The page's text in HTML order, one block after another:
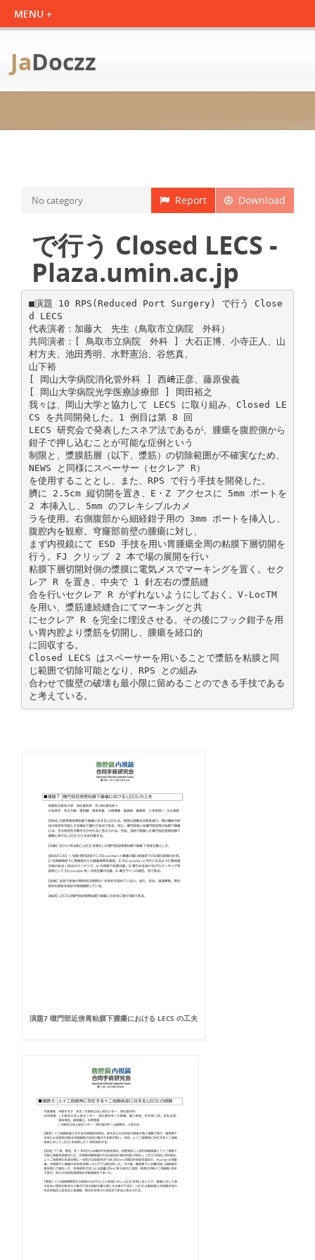
JaDoczz
Download
Report
No category
で行う Closed LECS -
Plaza.umin.ac.jp
■演題 10 RPS(Reduced Port Surgery) で行う Close
d LECS
代表演者：加藤大 先生（鳥取市立病院 外科）
共同演者：[ 鳥取市立病院 外科 ] 大石正博、小寺正人、山
村方夫、池田秀明、水野憲治、谷悠真、
山下裕
[ 岡山大学病院消化管外科 ] 西﨑正彦、藤原俊義
[ 岡山大学病院光学医療診療部 ] 岡田裕之
我々は、岡山大学と協力して LECS に取り組み、Closed LE
CS を共同開発した。1 例目は第 8 回
LECS 研究会で発表したスネア法であるが、腫瘍を腹腔側から
鉗子で押し込むことが可能な症例という
制限と、漿膜筋層（以下、漿筋）の切除範囲が不確実なため、
NEWS と同様にスペーサー（セクレア R）
を使用することとし、また、RPS で行う手技を開発した。
臍に 2.5cm 縦切開を置き、E・Z アクセスに 5mm ポートを
2 本挿入し、5mm のフレキシブルカメ
ラを使用。右側腹部から細経鉗子用の 3mm ポートを挿入し、
腹腔内を観察。穹窿部前壁の腫瘍に対し、
まず内視鏡にて ESD 手技を用い胃腫瘍全周の粘膜下層切開を
行う。FJ クリップ 2 本で場の展開を行い
粘膜下層切開対側の漿膜に電気メスでマーキングを置く。セク
レア R を置き、中央で 1 針左右の漿筋縫
合を行いセクレア R がずれないようにしておく。V-LocTM
を用い、漿筋連続縫合にてマーキングと共
にセクレア R を完全に埋没させる。その後にフック鉗子を用
い胃内腔より漿筋を切開し、腫瘍を経口的
に回収する。
Closed LECS はスペーサーを用いることで漿筋を粘膜と同
じ範囲で切除可能となり、RPS との組み
合わせで腹壁の破壊も最小限に留めることのできる手技である
演題7 噴門部近傍胃粘膜下腫瘍における LECS の工夫